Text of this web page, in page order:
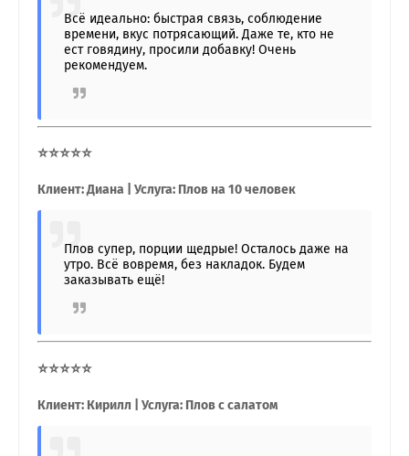
Всё идеально: быстрая связь, соблюдение
времени, вкус потрясающий. Даже те, кто не
ест говядину, просили добавку! Очень
рекомендуем.
⭐⭐⭐⭐⭐
Клиент: Диана | Услуга: Плов на 10 человек
Плов супер, порции щедрые! Осталось даже на
утро. Всё вовремя, без накладок. Будем
заказывать ещё!
⭐⭐⭐⭐⭐
Клиент: Кирилл | Услуга: Плов с салатом